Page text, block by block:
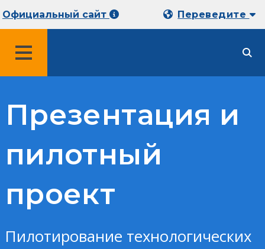
Официальный сайт Переведите
Презентация и
пилотный
проект
Пилотирование технологических